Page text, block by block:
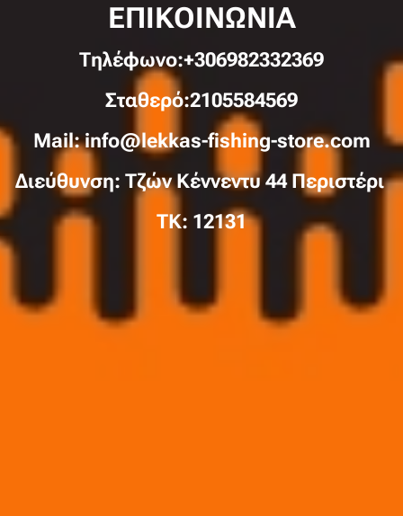
ΕΠΙΚΟΙΝΩΝΙΑ
Τηλέφωνo:+306982332369
Σταθερό:2105584569
Mail: info@lekkas-fishing-store.com
Διεύθυνση: Τζών Κέννεντυ 44 Περιστέρι
TK: 12131